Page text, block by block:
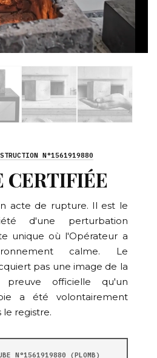
N°1561919880
CERTIFIÉE
acte de rupture. Il est le
d'une perturbation
unique où l'Opérateur a
calme. Le
pas une image de la
officielle qu'un
a été volontairement
le registre.
N°1561919880 (PLOMB)